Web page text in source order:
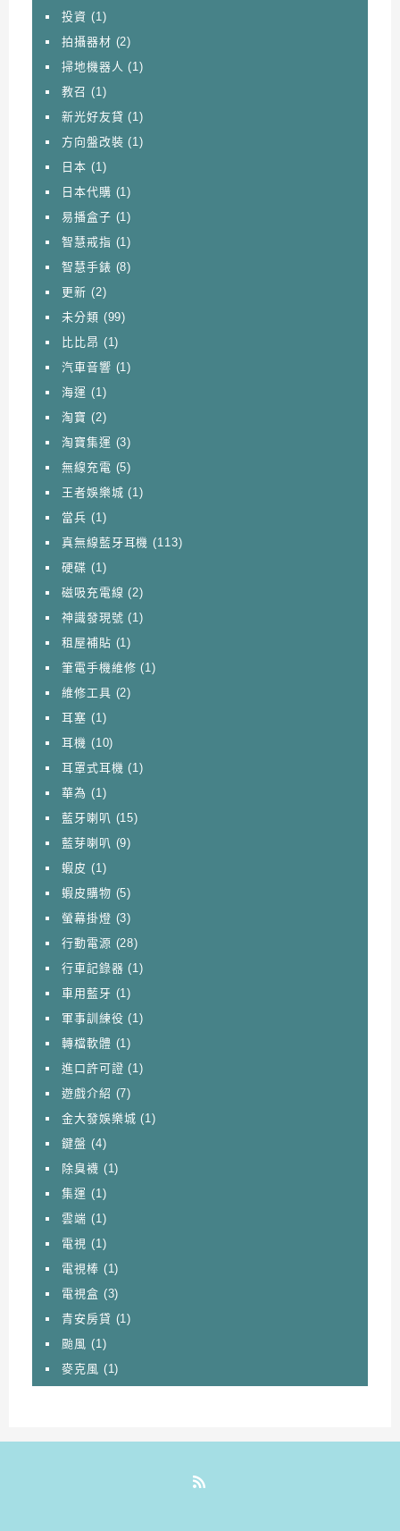
投資 (1)
拍攝器材 (2)
掃地機器人 (1)
教召 (1)
新光好友貸 (1)
方向盤改裝 (1)
日本 (1)
日本代購 (1)
易播盒子 (1)
智慧戒指 (1)
智慧手錶 (8)
更新 (2)
未分類 (99)
比比昂 (1)
汽車音響 (1)
海運 (1)
淘寶 (2)
淘寶集運 (3)
無線充電 (5)
王者娛樂城 (1)
當兵 (1)
真無線藍牙耳機 (113)
硬碟 (1)
磁吸充電線 (2)
神識發現號 (1)
租屋補貼 (1)
筆電手機維修 (1)
維修工具 (2)
耳塞 (1)
耳機 (10)
耳罩式耳機 (1)
華為 (1)
藍牙喇叭 (15)
藍芽喇叭 (9)
蝦皮 (1)
蝦皮購物 (5)
螢幕掛燈 (3)
行動電源 (28)
行車記錄器 (1)
車用藍牙 (1)
軍事訓練役 (1)
轉檔軟體 (1)
進口許可證 (1)
遊戲介紹 (7)
金大發娛樂城 (1)
鍵盤 (4)
除臭襪 (1)
集運 (1)
雲端 (1)
電視 (1)
電視棒 (1)
電視盒 (3)
青安房貸 (1)
颱風 (1)
麥克風 (1)